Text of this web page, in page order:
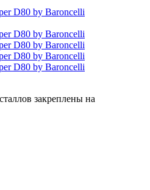
закреплены на